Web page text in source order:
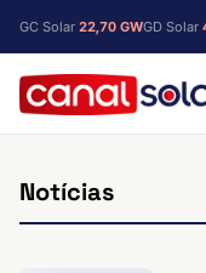
GC Solar 22,70 GWGD Solar
Notícias